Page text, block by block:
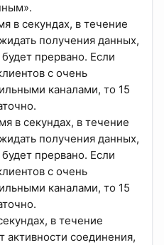
в секундах, в течение
получения данных,
прервано. Если
с очень
каналами, то 15
в секундах, в течение
получения данных,
прервано. Если
с очень
каналами, то 15
в течение
активности соединения,